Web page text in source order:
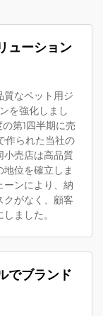
ューション
質なペット用ジ
を強化しまし
第1四半期に売
作られた当社の
小売店は高品質
位を確立しま
ーンにより、納
クがなく、顧客
ました。
でブランド